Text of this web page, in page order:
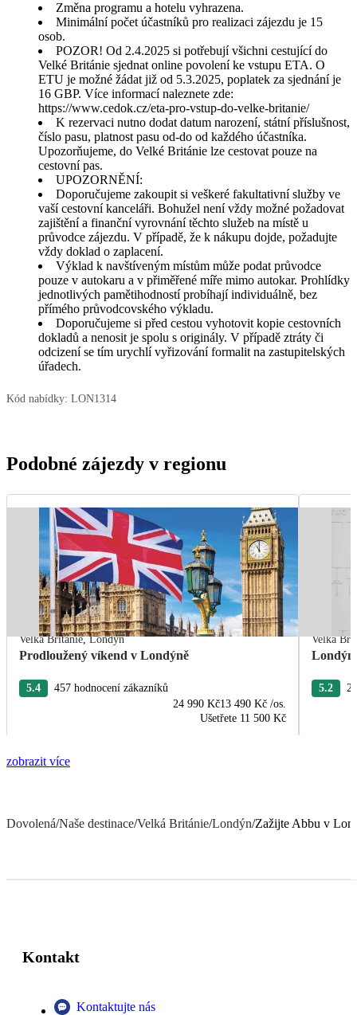
Změna programu a hotelu vyhrazena.
Minimální počet účastníků pro realizaci zájezdu je 15
osob.
POZOR! Od 2.4.2025 si potřebují všichni cestující do
Velké Británie sjednat online povolení ke vstupu ETA. O
ETU je možné žádat již od 5.3.2025, poplatek za sjednání je
16 GBP. Více informací naleznete zde:
https://www.cedok.cz/eta-pro-vstup-do-velke-britanie/
K rezervaci nutno dodat datum narození, státní příslušnost,
číslo pasu, platnost pasu od-do od každého účastníka.
Upozorňujeme, do Velké Británie lze cestovat pouze na
cestovní pas.
UPOZORNĚNÍ:
Doporučujeme zakoupit si veškeré fakultativní služby ve
vaší cestovní kanceláři. Bohužel není vždy možné požadovat
zajištění a finanční vyrovnání těchto služeb na místě u
průvodce zájezdu. V případě, že k nákupu dojde, požadujte
vždy doklad o zaplacení.
Výklad k navštíveným místům může podat průvodce
pouze v autokaru a v přiměřené míře mimo autokar. Prohlídky
jednotlivých pamětihodností probíhají individuálně, bez
přímého průvodcovského výkladu.
Doporučujeme si před cestou vyhotovit kopie cestovních
dokladů a nenosit je spolu s originály. V případě ztráty či
odcizení se tím urychlí vyřizování formalit na zastupitelských
úřadech.
Kód nabídky: LON1314
Podobné zájezdy v regionu
Velká Británie,Londýn
Prodloužený víkend v Londýně
5.4
457 hodnocení zákazníků
24 990 Kč13 490 Kč /os.
Ušetřete 11 500 Kč
Velká
Londýn
5.2
zobrazit více
Dovolená/Naše destinace/Velká Británie/Londýn/Zažijte Abbu v
Kontakt
Kontaktujte nás